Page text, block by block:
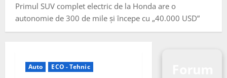
Primul SUV complet electric de la Honda are o
autonomie de 300 de mile și începe cu „40.000 USD”
Auto ECO - Tehnic